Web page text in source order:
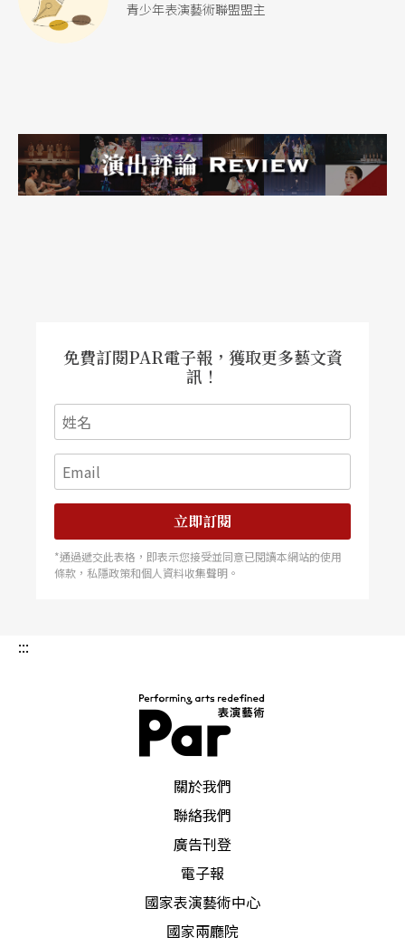
青少年表演藝術聯盟盟主
免費訂閱PAR電子報，獲取更多藝文資
訊！
立即訂閱
*通過遞交此表格，即表示您接受並同意已閱讀本網站的使用
條款，私隱政策和個人資料收集聲明。
:::
關於我們
聯絡我們
廣告刊登
電子報
國家表演藝術中心
國家兩廳院